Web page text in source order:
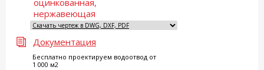
оцинкованная,
нержавеющая
Документация
Бесплатно проектируем водоотвод от
1 000 м2